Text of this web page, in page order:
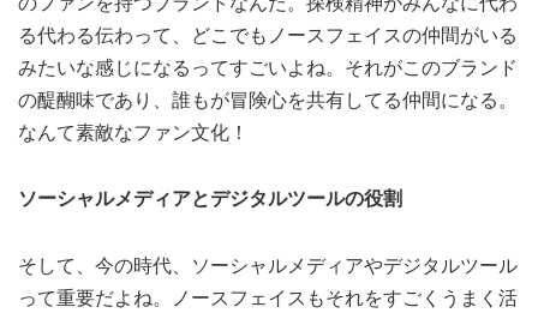
る代わる伝わって、どこでもノースフェイスの仲間がいる
みたいな感じになるってすごいよね。それがこのブランド
の醍醐味であり、誰もが冒険心を共有してる仲間になる。
なんて素敵なファン文化！
ソーシャルメディアとデジタルツールの役割
そして、今の時代、ソーシャルメディアやデジタルツール
って重要だよね。ノースフェイスもそれをすごくうまく活